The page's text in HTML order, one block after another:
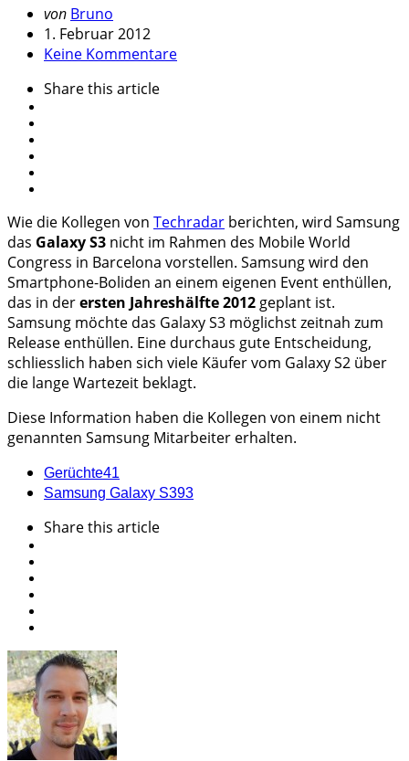
Geschrieben
von
von Bruno
1. Februar 2012
Keine Kommentare
Sharethis article
Wie die Kollegen von Techradar berichten, wird Samsung
das Galaxy S3 nicht im Rahmen des Mobile World
Congress in Barcelona vorstellen. Samsung wird den
Smartphone-Boliden an einem eigenen Event enthüllen,
das in derersten Jahreshälfte 2012 geplant ist.
Samsung möchte das Galaxy S3 möglichst zeitnah zum
Release enthüllen. Eine durchaus gute Entscheidung,
schliesslich haben sich viele Käufer vom Galaxy S2 über
die lange Wartezeit beklagt.
Diese Information haben die Kollegen von einem nicht
genannten Samsung Mitarbeiter erhalten.
Gerüchte41
Samsung Galaxy S393
Sharethis article